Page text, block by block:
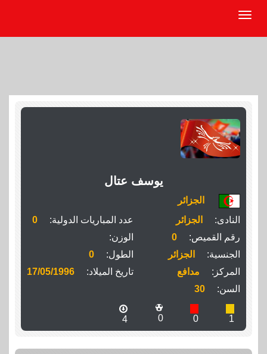
يوسف عتال
الجزائر
النادى:
الجزائر عدد المباريات الدولية:
0
رقم القميص:
0
الوزن:
الجنسية:
الجزائر الطول:
0
المركز:
مدافع تاريخ الميلاد:
17/05/1996
السن:
30
1
0
0
4